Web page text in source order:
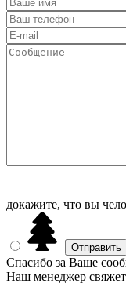
докажите, что вы
Спасибо за Ваше
Наш менеджер